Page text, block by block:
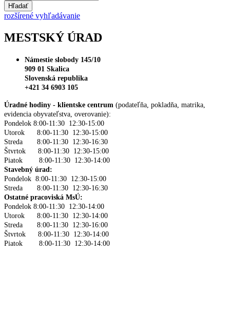
Hľadať
rozšírené vyhľadávanie
MESTSKÝ ÚRAD
Námestie slobody 145/10
909 01 Skalica
Slovenská republika
+421 34 6903 105
Úradné hodiny - klientske centrum (podateľňa, pokladňa, matrika,
evidencia obyvateľstva, overovanie):
Pondelok 8:00-11:30 12:30-15:00
Utorok 8:00-11:30 12:30-15:00
Streda 8:00-11:30 12:30-16:30
Štvrtok 8:00-11:30 12:30-15:00
Piatok 8:00-11:30 12:30-14:00
Stavebný úrad:
Pondelok 8:00-11:30 12:30-15:00
Streda 8:00-11:30 12:30-16:30
Ostatné pracoviská MsÚ:
Pondelok 8:00-11:30 12:30-14:00
Utorok 8:00-11:30 12:30-14:00
Streda 8:00-11:30 12:30-16:00
Štvrtok 8:00-11:30 12:30-14:00
Piatok 8:00-11:30 12:30-14:00